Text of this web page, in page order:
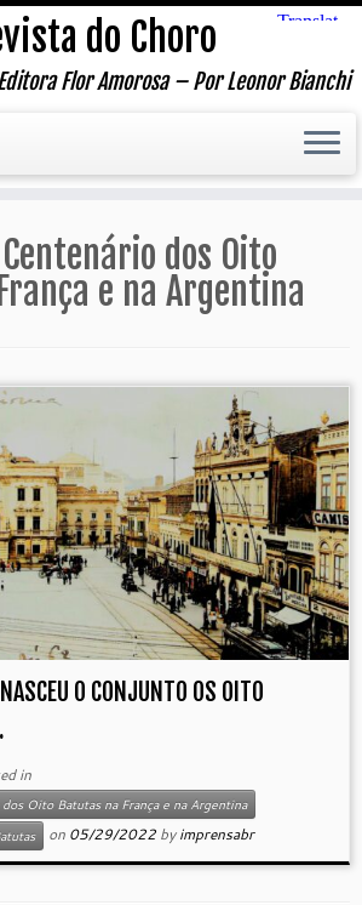
do Choro
Flor Amorosa – Por Leonor Bianchi
dos Oito
e na Argentina
O CONJUNTO OS OITO
in
Oito Batutas na França e na Argentina
on 05/29/2022 byimprensabr